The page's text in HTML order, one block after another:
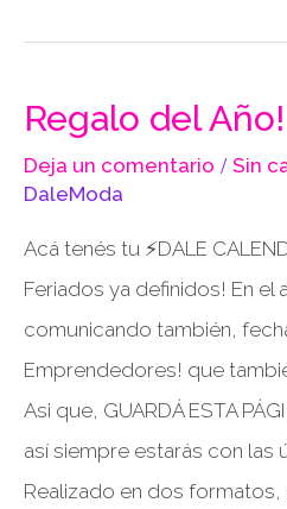
Regalo del Año!
Deja un comentario / Sin
DaleModa
Acá tenés tu ⚡DALE
Feriados ya definidos! En el
comunicando también,
Emprendedores! que
Asi que, GUARDÁ ESTA
así siempre estarás con las
Realizado en dos formatos,